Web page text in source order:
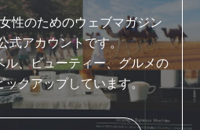
性のためのウェブマガジン
式アカウントです。
ル、ビューティー、グルメの
ックアップしています。